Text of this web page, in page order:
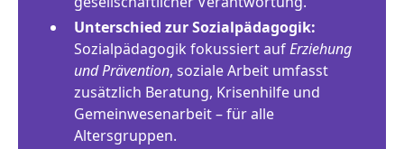
Unterschied zur Sozialpädagogik:
Sozialpädagogik fokussiert aufErziehung
und Prävention, soziale Arbeit umfasst
zusätzlich Beratung, Krisenhilfe und
Gemeinwesenarbeit – für alle
Altersgruppen.